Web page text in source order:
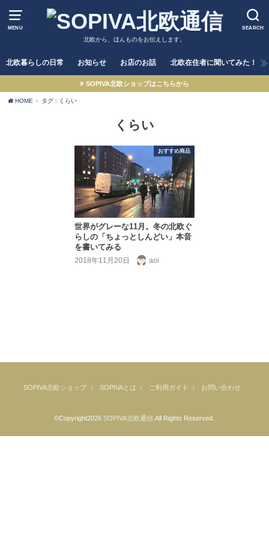
MENU SEARCH
北欧から、ほんものをお伝えします。
北欧暮らしの日常 お知らせ お店のお話 北欧在住者に聞いてみた！
SOPIVA北欧ショップはこちらから
HOME タグ : くらい
くらい
おすすめ商品
世界がグレーな11月。冬の北欧ぐ
らしの「ちょっとしんどい」本音
を書いてみる
2018年11月20日 aoi
SOPIVA北欧ショップ SOPIVAとは ご利用ガイド お問い合わせ
©Copyright2026SOPIVA北欧通信 .All Rights Reserved.